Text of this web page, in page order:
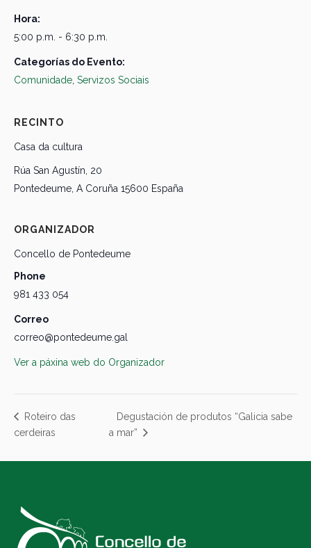
Hora:
5:00 p.m. - 6:30 p.m.
Categorías do Evento:
Comunidade Servizos Sociais
RECINTO
Casa da cultura
Rúa San Agustín, 20
Pontedeume A Coruña 15600 España
ORGANIZADOR
Concello de Pontedeume
Phone
981 433 054
Correo
correo@pontedeume.gal
Ver a páxina web do Organizador
Roteiro das
cerdeiras
Degustación de produtos “Galicia sabe
a mar”